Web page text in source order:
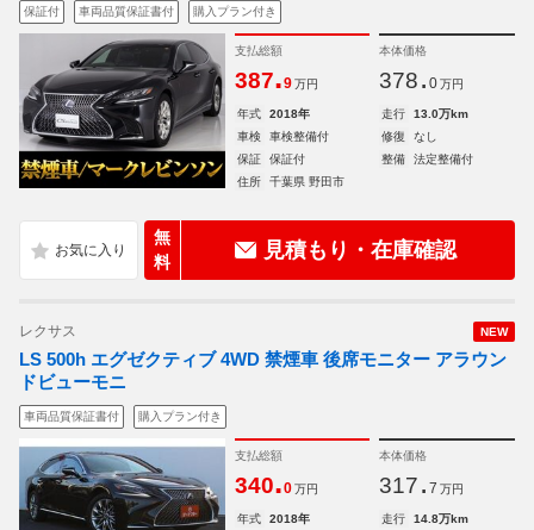
保証付 車両品質保証書付 購入プラン付き
支払総額
387.9 万円
本体価格
378. 0 万円
年式 2018年 走行
13.0万km
車検
車検整備付 修復
なし
保証
保証付 整備
法定整備付
住所
千葉県 野田市
無
料
見積もり・在庫確認
NEW
レクサス
LS 500h エグゼクティブ 4WD 禁煙車 後席モニター アラウン
ドビューモニ
車両品質保証書付 購入プラン付き
支払総額
340.0 万円
本体価格
317. 7 万円
年式 2018年 走行
14.8万km